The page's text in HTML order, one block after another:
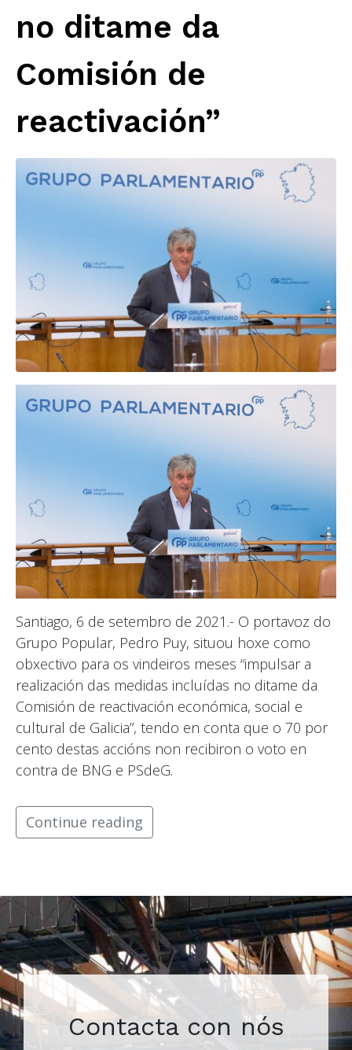
no ditame da
Comisión de
reactivación”
Santiago, 6 de setembro de 2021.- O portavoz do
Grupo Popular, Pedro Puy, situou hoxe como
obxectivo para os vindeiros meses “impulsar a
realización das medidas incluídas no ditame da
Comisión de reactivación económica, social e
cultural de Galicia”, tendo en conta que o 70 por
cento destas accións non recibiron o voto en
contra de BNG e PSdeG.
Continue reading
Contacta con nós